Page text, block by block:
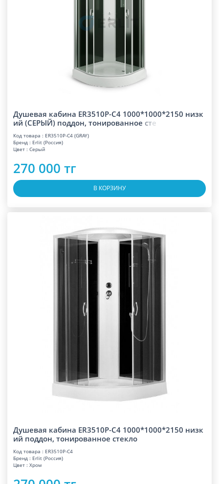
Душевая кабина ER3510P-C4 1000*1000*2150 низк
ий (СЕРЫЙ) поддон, тонированное сте
Код товара : ER3510P-C4 (GRAY)
Бренд : Erlit (Россия)
Цвет : Серый
270 000 тг
В КОРЗИНУ
Душевая кабина ER3510P-C4 1000*1000*2150 низк
ий поддон, тонированное стекло
Код товара : ER3510P-C4
Бренд : Erlit (Россия)
Цвет : Хром